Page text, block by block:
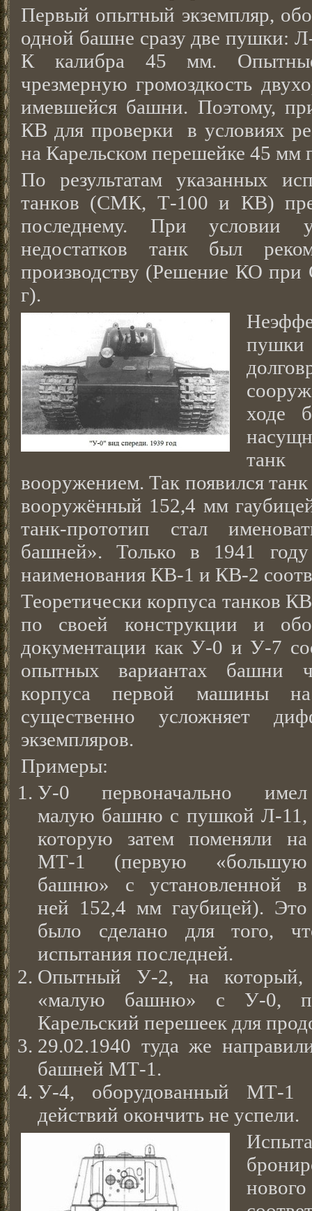
Первый опытный экземпляр,
одной башне сразу две пушки:
К калибра 45 мм. Опытные
чрезмерную громоздкость
имевшейся башни. Поэтому,
КВ для проверки в условиях
на Карельском перешейке 45
По результатам указанных
танков (СМК, Т-100 и КВ)
последнему. При условии
недостатков танк был
производству (Решение КО
г).
ходе
вооружением. Так появился
вооружённый 152,4 мм
танк-прототип стал
башней». Только в 1941
наименования КВ-1 и КВ-2
Теоретически корпуса танков
по своей конструкции и
документации как У-0 и У-7
опытных вариантах башни
корпуса первой машины
существенно усложняет
экземпляров.
Примеры:
У-0 первоначально имел
малую башню с пушкой Л-11,
которую затем поменяли на
МТ-1 (первую «большую
башню» с установленной в
ней 152,4 мм гаубицей). Это
было сделано для того,
испытания последней.
Опытный У-2, на который,
«малую башню» с У-0,
Карельский перешеек для
29.02.1940 туда же
башней МТ-1.
У-4, оборудованный МТ-1
действий окончить не успели.